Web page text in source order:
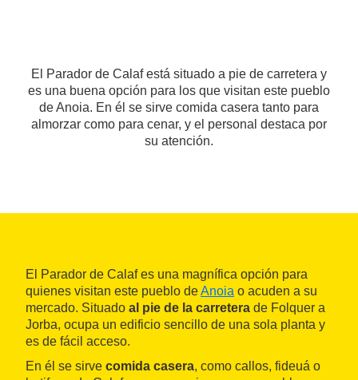
El Parador de Calaf está situado a pie de carretera y
es una buena opción para los que visitan este pueblo
de Anoia. En él se sirve comida casera tanto para
almorzar como para cenar, y el personal destaca por
su atención.
El Parador de Calaf es una magnífica opción para
quienes visitan este pueblo deAnoia o acuden a su
mercado. Situado al pie de la carretera de Folquer a
Jorba, ocupa un edificio sencillo de una sola planta y
es de fácil acceso.
En él se sirve comida casera, como callos, fideuá o